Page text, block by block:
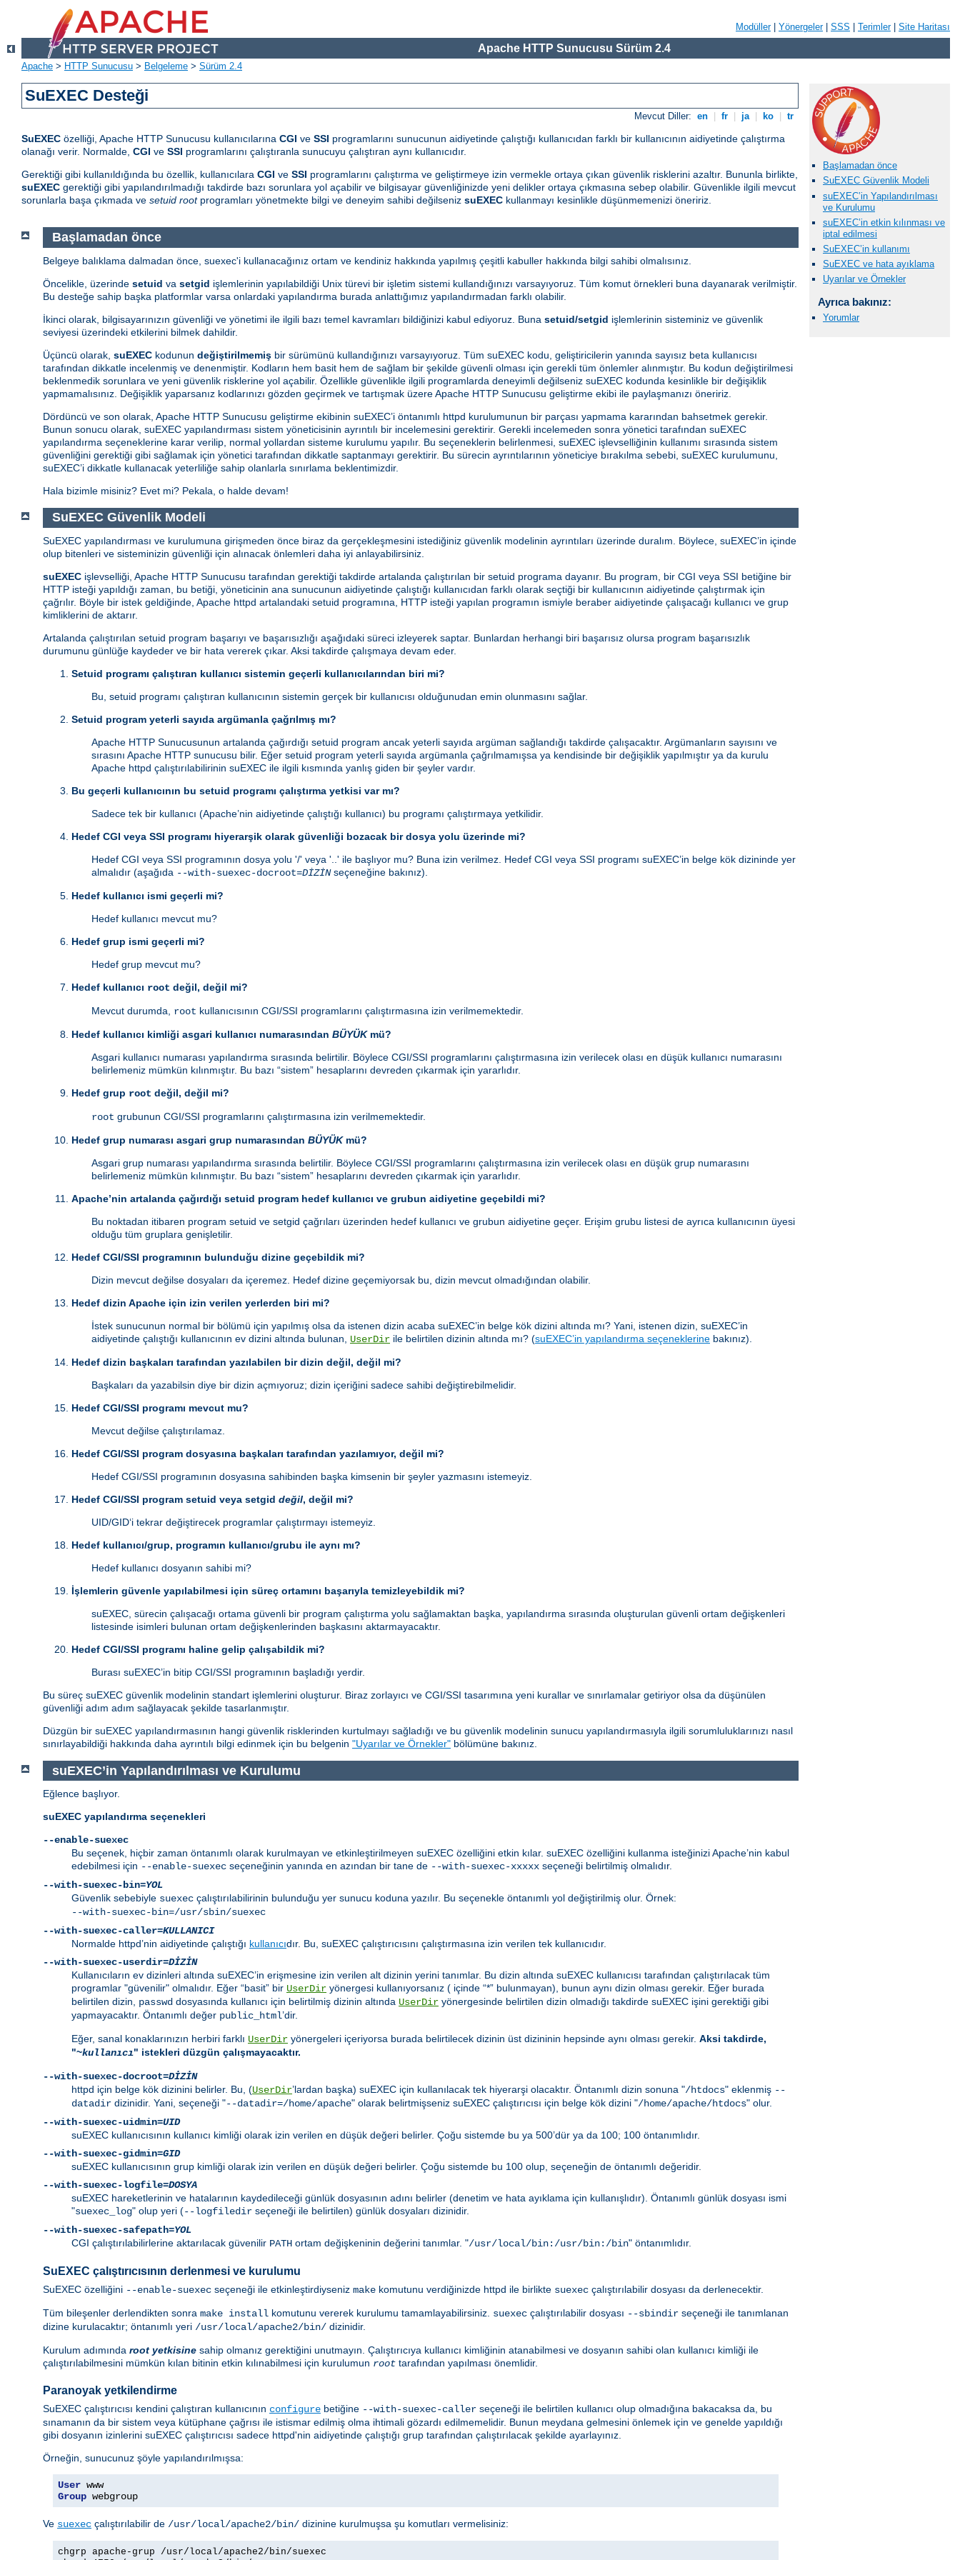
Modüller| Yönergeler| SSS Terimler| Site Haritası
Apache HTTP Sunucusu Sürüm 2.4
Apache > HTTP Sunucusu > Belgeleme > Sürüm 2.4
SuEXEC Desteği
Mevcut Diller: en fr ja ko tr
SuEXEC özelliği, Apache HTTP Sunucusu kullanıcılarına CGI ve SSI programlarını sunucunun aidiyetinde çalıştığı kullanıcıdan farklı bir kullanıcının aidiyetinde çalıştırma
olanağı verir. Normalde, CGI ve SSI programlarını çalıştıranla sunucuyu çalıştıran aynı kullanıcıdır.
Gerektiği gibi kullanıldığında bu özellik, kullanıcılara CGI ve SSI programlarını çalıştırma ve geliştirmeye izin vermekle ortaya çıkan güvenlik risklerini azaltır. Bununla birlikte,
suEXEC gerektiği gibi yapılandırılmadığı takdirde bazı sorunlara yol açabilir ve bilgisayar güvenliğinizde yeni delikler ortaya çıkmasına sebep olabilir. Güvenlikle ilgili mevcut
sorunlarla başa çıkmada ve setuid rootprogramları yönetmekte bilgi ve deneyim sahibi değilseniz suEXEC kullanmayı kesinlikle düşünmemenizi öneririz.
Başlamadan önce
SuEXEC Güvenlik Modeli
suEXEC’in Yapılandırılması
ve Kurulumu
suEXEC’in etkin kılınması ve
iptal edilmesi
SuEXEC’in kullanımı
SuEXEC ve hata ayıklama
Uyarılar ve Örnekler
Ayrıca bakınız:
Yorumlar
Başlamadan önce
Belgeye balıklama dalmadan önce, suexec'i kullanacağınız ortam ve kendiniz hakkında yapılmış çeşitli kabuller hakkında bilgi sahibi olmalısınız.
Öncelikle, üzerinde setuid va setgid işlemlerinin yapılabildiği Unix türevi bir işletim sistemi kullandığınızı varsayıyoruz. Tüm komut örnekleri buna dayanarak verilmiştir.
Bu desteğe sahip başka platformlar varsa onlardaki yapılandırma burada anlattığımız yapılandırmadan farklı olabilir.
İkinci olarak, bilgisayarınızın güvenliği ve yönetimi ile ilgili bazı temel kavramları bildiğinizi kabul ediyoruz. Buna setuid/setgid işlemlerinin sisteminiz ve güvenlik
seviyesi üzerindeki etkilerini bilmek dahildir.
Üçüncü olarak, suEXEC kodunun değiştirilmemiş bir sürümünü kullandığınızı varsayıyoruz. Tüm suEXEC kodu, geliştiricilerin yanında sayısız beta kullanıcısı
tarafından dikkatle incelenmiş ve denenmiştir. Kodların hem basit hem de sağlam bir şekilde güvenli olması için gerekli tüm önlemler alınmıştır. Bu kodun değiştirilmesi
beklenmedik sorunlara ve yeni güvenlik risklerine yol açabilir. Özellikle güvenlikle ilgili programlarda deneyimli değilseniz suEXEC kodunda kesinlikle bir değişiklik
yapmamalısınız. Değişiklik yaparsanız kodlarınızı gözden geçirmek ve tartışmak üzere Apache HTTP Sunucusu geliştirme ekibi ile paylaşmanızı öneririz.
Dördüncü ve son olarak, Apache HTTP Sunucusu geliştirme ekibinin suEXEC’i öntanımlı httpd kurulumunun bir parçası yapmama kararından bahsetmek gerekir.
Bunun sonucu olarak, suEXEC yapılandırması sistem yöneticisinin ayrıntılı bir incelemesini gerektirir. Gerekli incelemeden sonra yönetici tarafından suEXEC
yapılandırma seçeneklerine karar verilip, normal yollardan sisteme kurulumu yapılır. Bu seçeneklerin belirlenmesi, suEXEC işlevselliğinin kullanımı sırasında sistem
güvenliğini gerektiği gibi sağlamak için yönetici tarafından dikkatle saptanmayı gerektirir. Bu sürecin ayrıntılarının yöneticiye bırakılma sebebi, suEXEC kurulumunu,
suEXEC’i dikkatle kullanacak yeterliliğe sahip olanlarla sınırlama beklentimizdir.
Hala bizimle misiniz? Evet mi? Pekala, o halde devam!
SuEXEC Güvenlik Modeli
SuEXEC yapılandırması ve kurulumuna girişmeden önce biraz da gerçekleşmesini istediğiniz güvenlik modelinin ayrıntıları üzerinde duralım. Böylece, suEXEC’in içinde
olup bitenleri ve sisteminizin güvenliği için alınacak önlemleri daha iyi anlayabilirsiniz.
suEXEC işlevselliği, Apache HTTP Sunucusu tarafından gerektiği takdirde artalanda çalıştırılan bir setuid programa dayanır. Bu program, bir CGI veya SSI betiğine bir
HTTP isteği yapıldığı zaman, bu betiği, yöneticinin ana sunucunun aidiyetinde çalıştığı kullanıcıdan farklı olarak seçtiği bir kullanıcının aidiyetinde çalıştırmak için
çağrılır. Böyle bir istek geldiğinde, Apache httpd artalandaki setuid programına, HTTP isteği yapılan programın ismiyle beraber aidiyetinde çalışacağı kullanıcı ve grup
kimliklerini de aktarır.
Artalanda çalıştırılan setuid program başarıyı ve başarısızlığı aşağıdaki süreci izleyerek saptar. Bunlardan herhangi biri başarısız olursa program başarısızlık
durumunu günlüğe kaydeder ve bir hata vererek çıkar. Aksi takdirde çalışmaya devam eder.
Setuid programı çalıştıran kullanıcı sistemin geçerli kullanıcılarından biri mi?
Bu, setuid programı çalıştıran kullanıcının sistemin gerçek bir kullanıcısı olduğunudan emin olunmasını sağlar.
Setuid program yeterli sayıda argümanla çağrılmış mı?
Apache HTTP Sunucusunun artalanda çağırdığı setuid program ancak yeterli sayıda argüman sağlandığı takdirde çalışacaktır. Argümanların sayısını ve
sırasını Apache HTTP sunucusu bilir. Eğer setuid program yeterli sayıda argümanla çağrılmamışsa ya kendisinde bir değişiklik yapılmıştır ya da kurulu
Apache httpd çalıştırılabilirinin suEXEC ile ilgili kısmında yanlış giden bir şeyler vardır.
Bu geçerli kullanıcının bu setuid programı çalıştırma yetkisi var mı?
Sadece tek bir kullanıcı (Apache’nin aidiyetinde çalıştığı kullanıcı) bu programı çalıştırmaya yetkilidir.
Hedef CGI veya SSI programı hiyerarşik olarak güvenliği bozacak bir dosya yolu üzerinde mi?
Hedef CGI veya SSI programının dosya yolu '/' veya '..' ile başlıyor mu? Buna izin verilmez. Hedef CGI veya SSI programı suEXEC’in belge kök dizininde yer
almalıdır (aşağıda --with-suexec-docroot=DİZİNseçeneğine bakınız).
Hedef kullanıcı ismi geçerli mi?
Hedef kullanıcı mevcut mu?
Hedef grup ismi geçerli mi?
Hedef grup mevcut mu?
Hedef kullanıcı root değil, değil mi?
Mevcut durumda, root kullanıcısının CGI/SSI programlarını çalıştırmasına izin verilmemektedir.
Hedef kullanıcı kimliği asgari kullanıcı numarasından BÜYÜKmü?
Asgari kullanıcı numarası yapılandırma sırasında belirtilir. Böylece CGI/SSI programlarını çalıştırmasına izin verilecek olası en düşük kullanıcı numarasını
belirlemeniz mümkün kılınmıştır. Bu bazı “sistem” hesaplarını devreden çıkarmak için yararlıdır.
Hedef grup root değil, değil mi?
root grubunun CGI/SSI programlarını çalıştırmasına izin verilmemektedir.
Hedef grup numarası asgari grup numarasından BÜYÜKmü?
Asgari grup numarası yapılandırma sırasında belirtilir. Böylece CGI/SSI programlarını çalıştırmasına izin verilecek olası en düşük grup numarasını
belirlemeniz mümkün kılınmıştır. Bu bazı “sistem” hesaplarını devreden çıkarmak için yararlıdır.
Apache’nin artalanda çağırdığı setuid program hedef kullanıcı ve grubun aidiyetine geçebildi mi?
Bu noktadan itibaren program setuid ve setgid çağrıları üzerinden hedef kullanıcı ve grubun aidiyetine geçer. Erişim grubu listesi de ayrıca kullanıcının üyesi
olduğu tüm gruplara genişletilir.
Hedef CGI/SSI programının bulunduğu dizine geçebildik mi?
Dizin mevcut değilse dosyaları da içeremez. Hedef dizine geçemiyorsak bu, dizin mevcut olmadığından olabilir.
Hedef dizin Apache için izin verilen yerlerden biri mi?
İstek sunucunun normal bir bölümü için yapılmış olsa da istenen dizin acaba suEXEC’in belge kök dizini altında mı? Yani, istenen dizin, suEXEC’in
aidiyetinde çalıştığı kullanıcının ev dizini altında bulunan, UserDir ile belirtilen dizinin altında mı? (suEXEC’in yapılandırma seçeneklerine bakınız).
Hedef dizin başkaları tarafından yazılabilen bir dizin değil, değil mi?
Başkaları da yazabilsin diye bir dizin açmıyoruz; dizin içeriğini sadece sahibi değiştirebilmelidir.
Hedef CGI/SSI programı mevcut mu?
Mevcut değilse çalıştırılamaz.
Hedef CGI/SSI program dosyasına başkaları tarafından yazılamıyor, değil mi?
Hedef CGI/SSI programının dosyasına sahibinden başka kimsenin bir şeyler yazmasını istemeyiz.
Hedef CGI/SSI program setuid veya setgid değil, değil mi?
UID/GID‘i tekrar değiştirecek programlar çalıştırmayı istemeyiz.
Hedef kullanıcı/grup, programın kullanıcı/grubu ile aynı mı?
Hedef kullanıcı dosyanın sahibi mi?
İşlemlerin güvenle yapılabilmesi için süreç ortamını başarıyla temizleyebildik mi?
suEXEC, sürecin çalışacağı ortama güvenli bir program çalıştırma yolu sağlamaktan başka, yapılandırma sırasında oluşturulan güvenli ortam değişkenleri
listesinde isimleri bulunan ortam değişkenlerinden başkasını aktarmayacaktır.
Hedef CGI/SSI programı haline gelip çalışabildik mi?
Burası suEXEC’in bitip CGI/SSI programının başladığı yerdir.
Bu süreç suEXEC güvenlik modelinin standart işlemlerini oluşturur. Biraz zorlayıcı ve CGI/SSI tasarımına yeni kurallar ve sınırlamalar getiriyor olsa da düşünülen
güvenliği adım adım sağlayacak şekilde tasarlanmıştır.
Düzgün bir suEXEC yapılandırmasının hangi güvenlik risklerinden kurtulmayı sağladığı ve bu güvenlik modelinin sunucu yapılandırmasıyla ilgili sorumluluklarınızı nasıl
sınırlayabildiği hakkında daha ayrıntılı bilgi edinmek için bu belgenin "Uyarılar ve Örnekler" bölümüne bakınız.
suEXEC’in Yapılandırılması ve Kurulumu
Eğlence başlıyor.
suEXEC yapılandırma seçenekleri
--enable-suexec
Bu seçenek, hiçbir zaman öntanımlı olarak kurulmayan ve etkinleştirilmeyen suEXEC özelliğini etkin kılar. suEXEC özelliğini kullanma isteğinizi Apache’nin kabul
edebilmesi için --enable-suexec seçeneğinin yanında en azından bir tane de --with-suexec-xxxxx seçeneği belirtilmiş olmalıdır.
--with-suexec-bin=YOL
Güvenlik sebebiyle suexec çalıştırılabilirinin bulunduğu yer sunucu koduna yazılır. Bu seçenekle öntanımlı yol değiştirilmiş olur. Örnek:
--with-suexec-bin=/usr/sbin/suexec
--with-suexec-caller=KULLANICI
Normalde httpd’nin aidiyetinde çalıştığı kullanıcıdır. Bu, suEXEC çalıştırıcısını çalıştırmasına izin verilen tek kullanıcıdır.
--with-suexec-userdir=DİZİN
Kullanıcıların ev dizinleri altında suEXEC’in erişmesine izin verilen alt dizinin yerini tanımlar. Bu dizin altında suEXEC kullanıcısı tarafından çalıştırılacak tüm
programlar "güvenilir" olmalıdır. Eğer “basit” bir UserDir yönergesi kullanıyorsanız ( içinde “*” bulunmayan), bunun aynı dizin olması gerekir. Eğer burada
belirtilen dizin, passwd dosyasında kullanıcı için belirtilmiş dizinin altında UserDir yönergesinde belirtilen dizin olmadığı takdirde suEXEC işini gerektiği gibi
yapmayacaktır. Öntanımlı değer public_html’dir.
Eğer, sanal konaklarınızın herbiri farklı UserDir yönergeleri içeriyorsa burada belirtilecek dizinin üst dizininin hepsinde aynı olması gerekir. Aksi takdirde,
"~kullanıcı" istekleri düzgün çalışmayacaktır.
--with-suexec-docroot=DİZİN
httpd için belge kök dizinini belirler. Bu, (UserDir’lardan başka) suEXEC için kullanılacak tek hiyerarşi olacaktır. Öntanımlı dizin sonuna "/htdocs" eklenmiş --
datadir dizinidir. Yani, seçeneği "--datadir=/home/apache" olarak belirtmişseniz suEXEC çalıştırıcısı için belge kök dizini "/home/apache/htdocs" olur.
--with-suexec-uidmin=UID
suEXEC kullanıcısının kullanıcı kimliği olarak izin verilen en düşük değeri belirler. Çoğu sistemde bu ya 500’dür ya da 100; 100 öntanımlıdır.
--with-suexec-gidmin=GID
suEXEC kullanıcısının grup kimliği olarak izin verilen en düşük değeri belirler. Çoğu sistemde bu 100 olup, seçeneğin de öntanımlı değeridir.
--with-suexec-logfile=DOSYA
suEXEC hareketlerinin ve hatalarının kaydedileceği günlük dosyasının adını belirler (denetim ve hata ayıklama için kullanışlıdır). Öntanımlı günlük dosyası ismi
"suexec_log" olup yeri (--logfiledir seçeneği ile belirtilen) günlük dosyaları dizinidir.
--with-suexec-safepath=YOL
CGI çalıştırılabilirlerine aktarılacak güvenilir PATH ortam değişkeninin değerini tanımlar. "/usr/local/bin:/usr/bin:/bin" öntanımlıdır.
SuEXEC çalıştırıcısının derlenmesi ve kurulumu
SuEXEC özelliğini --enable-suexec seçeneği ile etkinleştirdiyseniz make komutunu verdiğinizde httpd ile birlikte suexec çalıştırılabilir dosyası da derlenecektir.
Tüm bileşenler derlendikten sonra make install komutunu vererek kurulumu tamamlayabilirsiniz. suexec çalıştırılabilir dosyası --sbindir seçeneği ile tanımlanan
dizine kurulacaktır; öntanımlı yeri /usr/local/apache2/bin/ dizinidir.
Kurulum adımında root yetkisine sahip olmanız gerektiğini unutmayın. Çalıştırıcıya kullanıcı kimliğinin atanabilmesi ve dosyanın sahibi olan kullanıcı kimliği ile
çalıştırılabilmesini mümkün kılan bitinin etkin kılınabilmesi için kurulumun root tarafından yapılması önemlidir.
Paranoyak yetkilendirme
SuEXEC çalıştırıcısı kendini çalıştıran kullanıcının configure betiğine --with-suexec-caller seçeneği ile belirtilen kullanıcı olup olmadığına bakacaksa da, bu
sınamanın da bir sistem veya kütüphane çağrısı ile istismar edilmiş olma ihtimali gözardı edilmemelidir. Bunun meydana gelmesini önlemek için ve genelde yapıldığı
gibi dosyanın izinlerini suEXEC çalıştırıcısı sadece httpd'nin aidiyetinde çalıştığı grup tarafından çalıştırılacak şekilde ayarlayınız.
Örneğin, sunucunuz şöyle yapılandırılmışsa:
User
Group webgroup
Ve suexec çalıştırılabilir de /usr/local/apache2/bin/ dizinine kurulmuşsa şu komutları vermelisiniz:
chgrp apache-grup /usr/local/apache2/bin/suexec